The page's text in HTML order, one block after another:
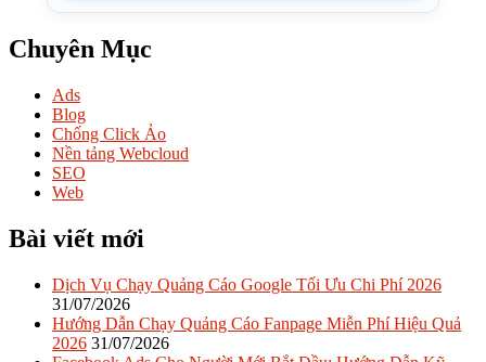
Chuyên Mục
Ads
Blog
Chống Click Ảo
Nền tảng Webcloud
SEO
Web
Bài viết mới
Dịch Vụ Chạy Quảng Cáo Google Tối Ưu Chi Phí 2026
31/07/2026
Hướng Dẫn Chạy Quảng Cáo Fanpage Miễn Phí Hiệu Quả
2026 31/07/2026